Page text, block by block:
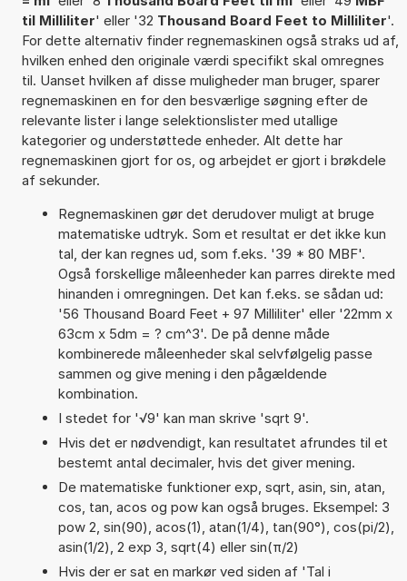
til Milliliter' eller '32 Thousand Board Feet to Milliliter'.
For dette alternativ finder regnemaskinen også straks ud af,
hvilken enhed den originale værdi specifikt skal omregnes
til. Uanset hvilken af disse muligheder man bruger, sparer
regnemaskinen en for den besværlige søgning efter de
relevante lister i lange selektionslister med utallige
kategorier og understøttede enheder. Alt dette har
regnemaskinen gjort for os, og arbejdet er gjort i brøkdele
af sekunder.
Regnemaskinen gør det derudover muligt at bruge
matematiske udtryk. Som et resultat er det ikke kun
tal, der kan regnes ud, som f.eks. '39 * 80 MBF'.
Også forskellige måleenheder kan parres direkte med
hinanden i omregningen. Det kan f.eks. se sådan ud:
'56 Thousand Board Feet + 97 Milliliter' eller '22mm x
63cm x 5dm = ? cm^3'. De på denne måde
kombinerede måleenheder skal selvfølgelig passe
sammen og give mening i den pågældende
kombination.
I stedet for '√9' kan man skrive 'sqrt 9'.
Hvis det er nødvendigt, kan resultatet afrundes til et
bestemt antal decimaler, hvis det giver mening.
De matematiske funktioner exp, sqrt, asin, sin, atan,
cos, tan, acos og pow kan også bruges. Eksempel: 3
pow 2, sin(90), acos(1), atan(1/4), tan(90°), cos(pi/2),
asin(1/2), 2 exp 3, sqrt(4) eller sin(π/2)
Hvis der er sat en markør ved siden af 'Tal i